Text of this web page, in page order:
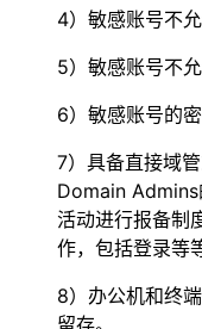
4）敏感账号不允
5）敏感账号不
6）敏感账号的
7）具备直接域
Domain Admins
活动进行报备制
作，包括登录等
8）办公机和终
留存。